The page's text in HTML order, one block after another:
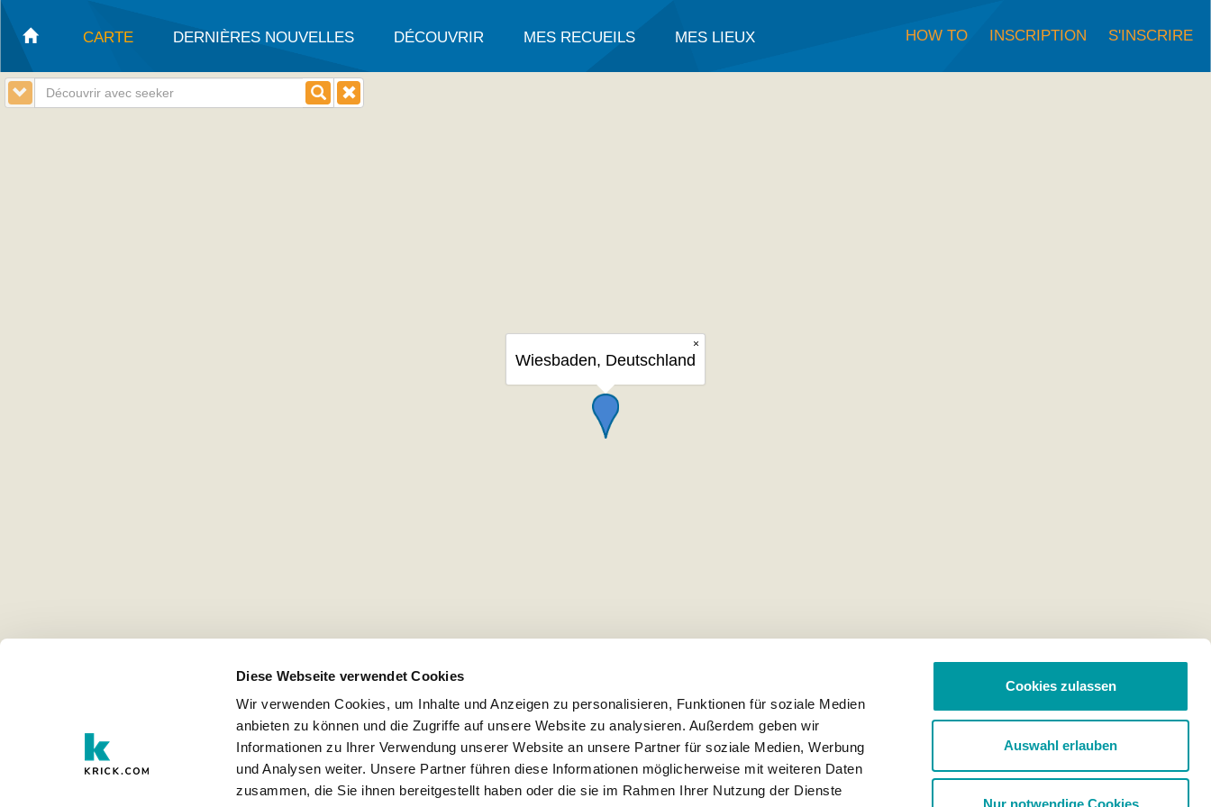
Diese Webseite verwendet Cookies
Wir verwenden Cookies, um Inhalte und Anzeigen zu personalisieren, Funktionen für soziale Medien
anbieten zu können und die Zugriffe auf unsere Website zu analysieren. Außerdem geben wir
Informationen zu Ihrer Verwendung unserer Website an unsere Partner für soziale Medien, Werbung
und Analysen weiter. Unsere Partner führen diese Informationen möglicherweise mit weiteren Daten
zusammen, die Sie ihnen bereitgestellt haben oder die sie im Rahmen Ihrer Nutzung der Dienste
Cookies zulassen
Auswahl erlauben
Nur notwendige Cookies
CARTE DERNIÈRES NOUVELLES DÉCOUVRIR MES RECUEILS MES LIEUX HOW TO INSCRIPTION S'INSCRIRE
×
Wiesbaden, Deutschland